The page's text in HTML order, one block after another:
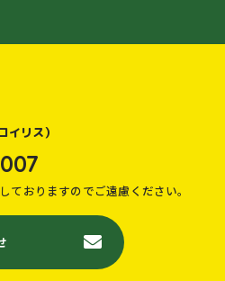
イリス）
ておりますのでご遠慮ください。